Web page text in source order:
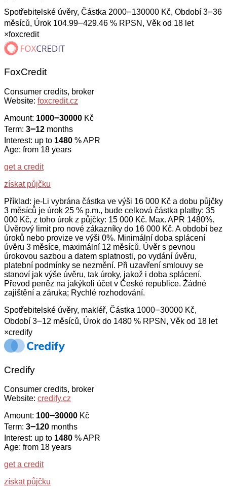
Spotřebitelské úvěry, Částka 2000౼130000 Kč, Období 3౼36
měsíců, Úrok 104.99౼429.46 % RPSN, Věk od 18 let
×foxcredit
FoxCredit
Consumer credits, broker
Website: foxcredit.cz
Amount: 1000౼30000 Kč
Term: 3౼12 months
Interest: up to 1480 % APR
Age: from 18 years
get a credit
získat půjčku
Příklad: je-Li vybrána částka ve výši 16 000 Kč a dobu půjčky
3 měsíců je úrok 25 % p.m., bude celková částka platby: 35
000 Kč, z toho úrok z půjčky: 15 000 Kč. Max. APR 1480%.
Úvěrový limit pro nové zákazníky do 16 000 Kč. A období bez
úroků nebo provize ve výši 0%. Minimální doba splácení
úvěru 3 měsíce, maximální 12 měsíců. Úvěr s pevnou
úrokovou sazbou a datem splatnosti, po vydání úvěru,
platební podmínky se nezmění. Při uzavření smlouvy se
stanoví jak výše úvěru, tak úroky, jakož i doba splácení.
Převod peněz na jakýkoli účet v České republice. Žádné
zajištění a záruka; Rychlé rozhodování.
Spotřebitelské úvěry, makléř, Částka 1000౼30000 Kč,
Období 3౼12 měsíců, Úrok do 1480 % RPSN, Věk od 18 let
×credify
Credify
Consumer credits, broker
Website: credify.cz
Amount: 100౼30000 Kč
Term: 3౼120 months
Interest: up to 1480 % APR
Age: from 18 years
get a credit
získat půjčku